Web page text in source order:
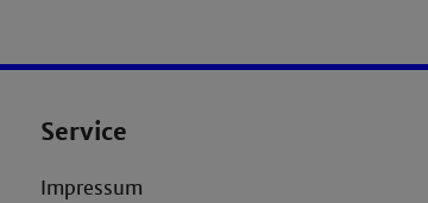
Service
Impressum